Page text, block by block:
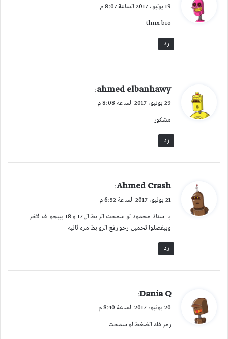
ل
19 يوليو، 2017 الساعة 8:07 م
thnx bro
رد
ي
ل
ahmed elbanhawy
:
29 يونيو، 2017 الساعة 8:08 م
مشكور
رد
ي
ل
Ahmed Crash
:
21 يونيو، 2017 الساعة 6:52 م
يا استاذ محمود لو سمحت الرابط ال 17 و 18 بييجوا ف الاخر
وبيفصلوا تحميل ارجو رفع الروابط مره ثانيه
رد
ي
ل
Dania Q
:
20 يونيو، 2017 الساعة 8:40 م
رمز فك الضغط لو سمحت